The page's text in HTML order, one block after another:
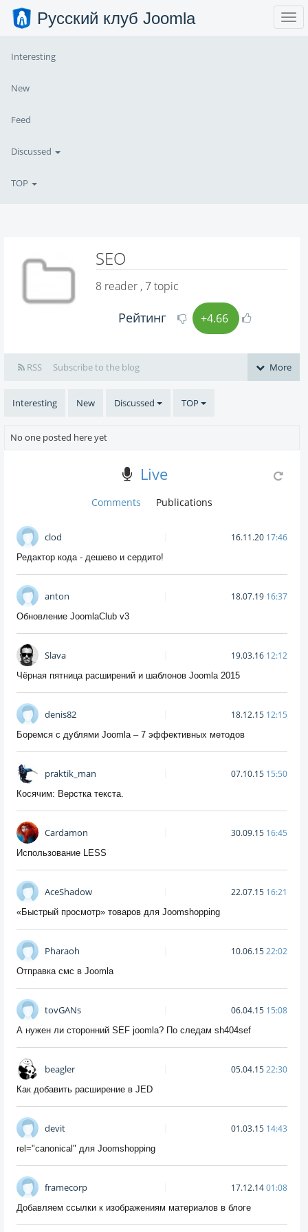
Русский клуб Joomla
Interesting
New
Feed
Discussed
TOP
SEO
8 reader , 7 topic
Рейтинг +4.66
RSS Subscribe to the blog More
Interesting New Discussed TOP
No one posted here yet
Live
Comments Publications
clod 16.11.20 17:46
Редактор кода - дешево и сердито!
anton 18.07.19 16:37
Обновление JoomlaClub v3
Slava 19.03.16 12:12
Чёрная пятница расширений и шаблонов Joomla 2015
denis82 18.12.15 12:15
Боремся с дублями Joomla – 7 эффективных методов
praktik_man 07.10.15 15:50
Косячим: Верстка текста.
Cardamon 30.09.15 16:45
Использование LESS
AceShadow 22.07.15 16:21
«Быстрый просмотр» товаров для Joomshopping
Pharaoh 10.06.1522:02
Отправка смс в Joomla
tovGANs 06.04.15 15:08
А нужен ли сторонний SEF joomla? По следам sh404sef
beagler 05.04.1522:30
Как добавить расширение в JED
devit 01.03.15 14:43
rel="canonical" для Joomshopping
framecorp 17.12.1401:08
Добавляем ссылки к изображениям материалов в блоге